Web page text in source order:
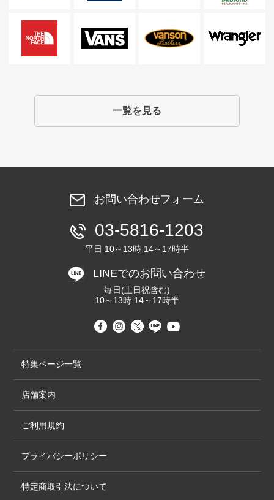
一覧を見る
お問い合わせフォーム
03-5816-1203
平日 10～13時 14～17時半
LINEでのお問い合わせ
毎日(土日祝含む)
10～13時 14～17時半
特集ページ一覧
店舗案内
ご利用規約
プライバシーポリシー
特定商取引法について